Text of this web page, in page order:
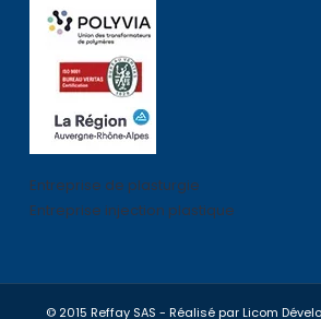
Entreprise de plasturgie
Entreprise injection plastique
© 2015 Reffay SAS - Réalisé par Licom